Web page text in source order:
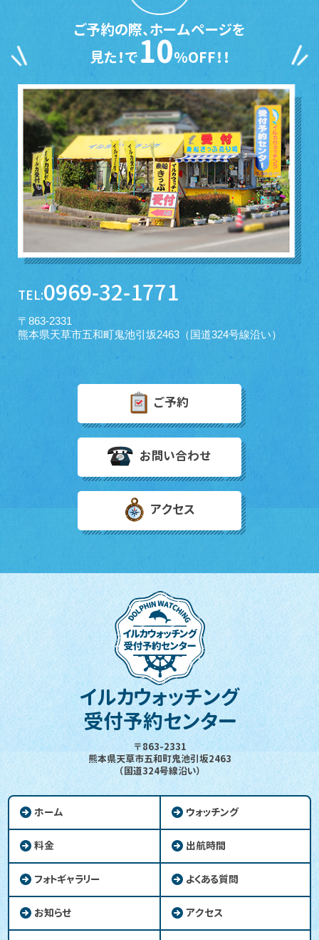
ご予約の際、ホームページを
見た！で10％OFF！！
TEL:0969-32-1771
〒863-2331
熊本県天草市五和町鬼池引坂2463（国道324号線沿い）
ご予約
お問い合わせ
アクセス
イルカウォッチング
受付予約センター
〒863-2331
熊本県天草市五和町鬼池引坂2463
（国道324号線沿い）
ホーム ウォッチング
料金 出航時間
フォトギャラリー よくある質問
お知らせ アクセス